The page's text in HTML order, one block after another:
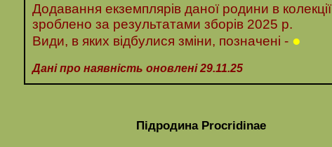
Додавання екземплярів даної родини в колекції
зроблено за результатами зборів 2025 р.
Види, в яких відбулися зміни, позначені - ●
Дані про наявність оновлені 29.11.25
ПідродинаProcridinae